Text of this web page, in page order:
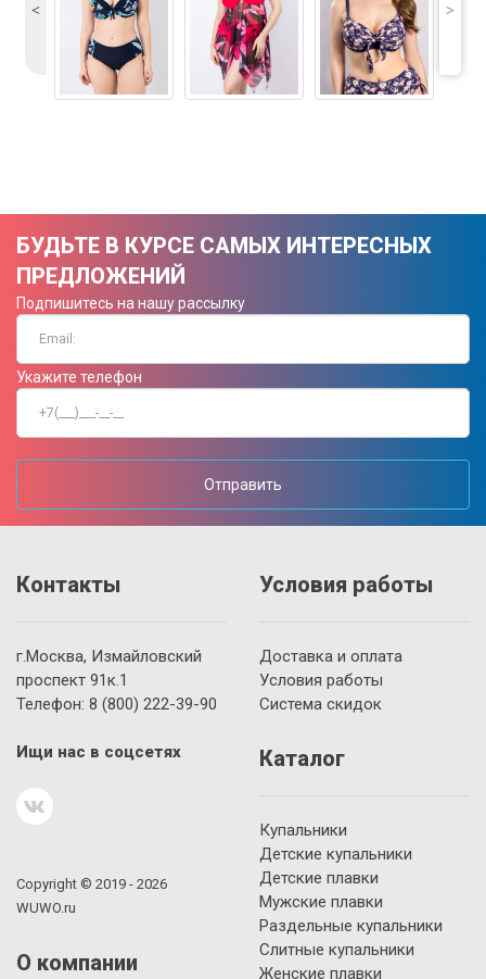
˂ ˃
БУДЬТЕ В КУРСЕ САМЫХ ИНТЕРЕСНЫХ
ПРЕДЛОЖЕНИЙ
Подпишитесь на нашу рассылку
Укажите телефон
Отправить
Контакты
г.Москва, Измайловский
проспект 91к.1
Телефон: 8 (800) 222-39-90
Ищи нас в соцсетях
Copyright © 2019 - 2026
WUWO.ru
О компании
Условия работы
Доставка и оплата
Условия работы
Система скидок
Каталог
Купальники
Детские купальники
Детские плавки
Мужские плавки
Раздельные купальники
Слитные купальники
Женские плавки